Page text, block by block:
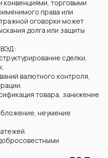
торговыми
права или
оговорки может
долга или защиты
сделки,
валютного контроля,
товара, занижение
неумение